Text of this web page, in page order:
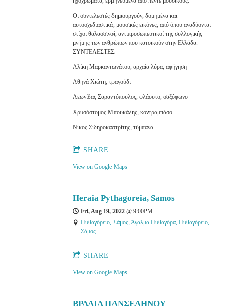
Οι συντελεστές δημιουργούν, δομημένα και
αυτοσχεδιαστικά, μουσικές εικόνες, από όπου αναδύονται
στίχοι θαλασσινοί, αντιπροσωπευτικοί της συλλογικής
μνήμης των ανθρώπων που κατοικούν στην Ελλάδα.
ΣΥΝΤΕΛΕΣΤΕΣ
Αλίκη Μαρκαντωνάτου, αρχαία λύρα, αφήγηση
Αθηνά Χιώτη, τραγούδι
Λεωνίδας Σαραντόπουλος, φλάουτο, σαξόφωνο
Χρυσόστομος Μπουκάλης, κοντραμπάσο
Νίκος Σιδηροκαστρίτης, τύμπανα
SHARE
View on Google Maps
Heraia Pythagoreia, Samos
Fri, Aug 19, 2022@ 9:00PM
Πυθαγόρειο, Σάμος, Άγαλμα Πυθαγόρα, Πυθαγόρειο,
Σάμος
SHARE
View on Google Maps
ΒΡΑΔΙΑ ΠΑΝΣΕΛΗΝΟΥ